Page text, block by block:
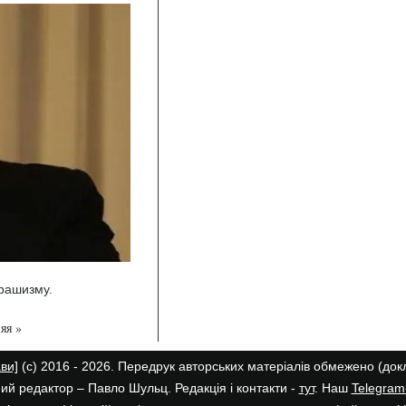
»
(с) 2016 - 2026. Передрук авторських матеріалів обмежено
редактор – Павло Шульц. Редакція і контакти - тут. Наш